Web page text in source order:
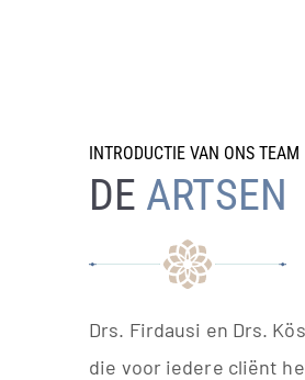
INTRODUCTIE VAN ONS TEAM
DE ARTSEN
Drs. Firdausi en Drs.
die voor iedere cliënt